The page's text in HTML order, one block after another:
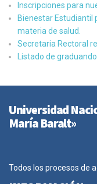
Inscripciones para
Bienestar Estudiantil
materia de salud.
Secretaria Rectoral
Listado de
Universidad
María Baralt»
Todos los procesos de